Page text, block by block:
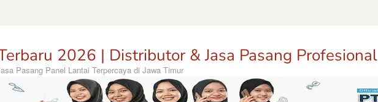
2026 | Distributor & Jasa Pasang Profesional
Pasang Panel Lantai Terpercaya di Jawa Timur